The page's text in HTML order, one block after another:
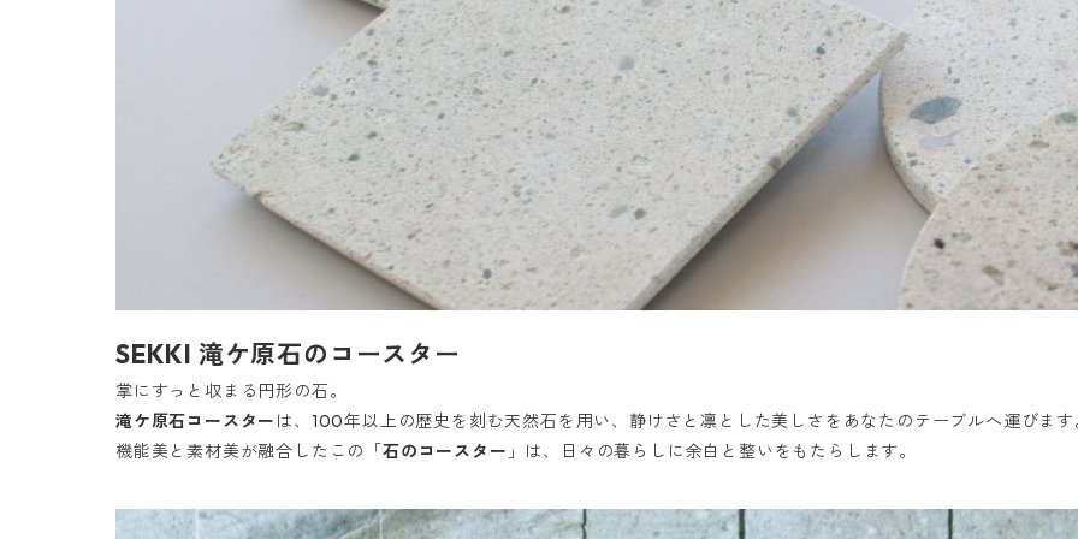
SEKKI 滝ケ原石のコースター
掌にすっと収まる円形の石。
滝ケ原石コースター は、100年以上の歴史を刻む天然石を用い、静けさと凛とした美しさをあなたのテーブルへ運びます
機能美と素材美が融合したこの「石のコースター 」は、日々の暮らしに余白と整いをもたらします。